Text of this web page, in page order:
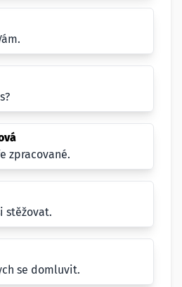
zpracované.
stěžovat.
se domluvit.